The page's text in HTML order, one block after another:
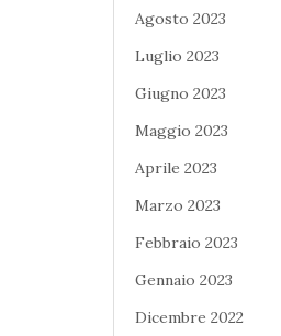
Agosto 2023
Luglio 2023
Giugno 2023
Maggio 2023
Aprile 2023
Marzo 2023
Febbraio 2023
Gennaio 2023
Dicembre 2022